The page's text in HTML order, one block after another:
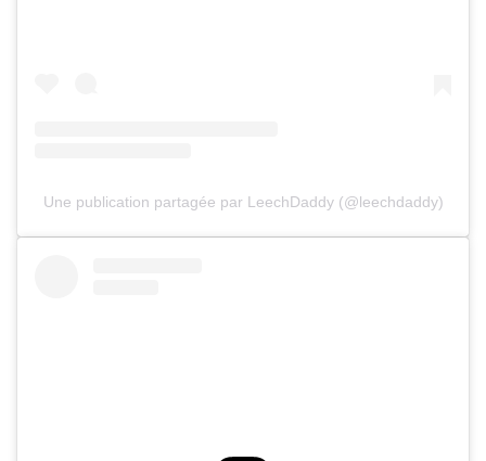
Une publication partagée par LeechDaddy (@leechdaddy)